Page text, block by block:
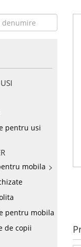
pentru usi
mobila
pentru mobila
de copii